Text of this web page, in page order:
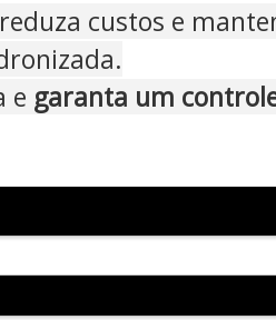
custos e
e garanta um